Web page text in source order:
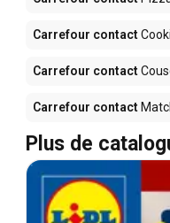
Carrefour contact
Carrefour contact
Carrefour contact
Plus de